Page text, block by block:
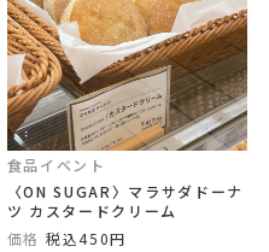
食品イベント
〈ON SUGAR〉マラサダドーナ
ツ カスタードクリーム
価格 税込450円